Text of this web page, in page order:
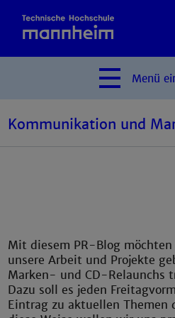
Menü
Kommunikation und
Mit diesem PR-Blog
unsere Arbeit und Projekte
Marken- und CD-Relaunchs
Dazu soll es jeden
Eintrag zu aktuellen Themen